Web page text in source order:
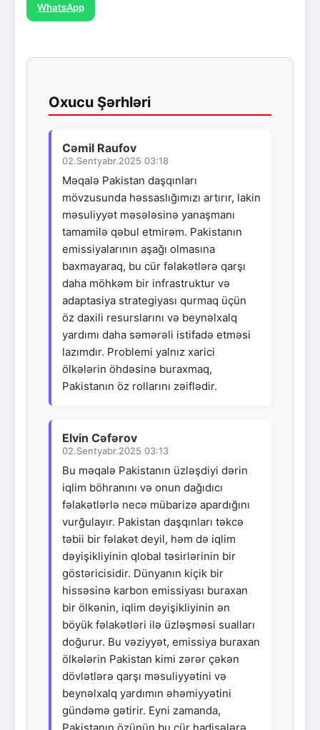
WhatsApp
Oxucu Şərhləri
Cəmil Raufov
02.Sentyabr.2025 03:18
Məqalə Pakistan daşqınları
mövzusunda həssaslığımızı artırır, lakin
məsuliyyət məsələsinə yanaşmanı
tamamilə qəbul etmirəm. Pakistanın
emissiyalarının aşağı olmasına
baxmayaraq, bu cür fəlakətlərə qarşı
daha möhkəm bir infrastruktur və
adaptasiya strategiyası qurmaq üçün
öz daxili resurslarını və beynəlxalq
yardımı daha səmərəli istifadə etməsi
lazımdır. Problemi yalnız xarici
ölkələrin öhdəsinə buraxmaq,
Pakistanın öz rollarını zəiflədir.
Elvin Cəfərov
02.Sentyabr.2025 03:13
Bu məqalə Pakistanın üzləşdiyi dərin
iqlim böhranını və onun dağıdıcı
fəlakətlərlə necə mübarizə apardığını
vurğulayır. Pakistan daşqınları təkcə
təbii bir fəlakət deyil, həm də iqlim
dəyişikliyinin qlobal təsirlərinin bir
göstəricisidir. Dünyanın kiçik bir
hissəsinə karbon emissiyası buraxan
bir ölkənin, iqlim dəyişikliyinin ən
böyük fəlakətləri ilə üzləşməsi sualları
doğurur. Bu vəziyyət, emissiya buraxan
ölkələrin Pakistan kimi zərər çəkən
dövlətlərə qarşı məsuliyyətini və
beynəlxalq yardımın əhəmiyyətini
gündəmə gətirir. Eyni zamanda,